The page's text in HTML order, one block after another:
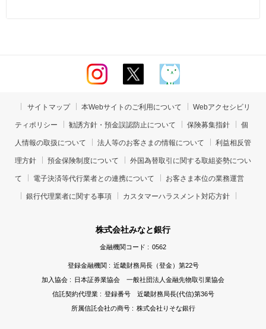
サイトマップ 本Webサイトのご利用について Webアクセシビリ
ティポリシー 勧誘方針・預金誤認防止について 保険募集指針 個
人情報の取扱について 法人等のお客さまの情報について 利益相反管
理方針 預金保険制度について 外国為替取引に関する取組姿勢につい
て 電子決済等代行業者との連携について お客さま本位の業務運営
銀行代理業者に関する事項 カスタマーハラスメント対応方針
株式会社みなと銀行
金融機関コード : 0562
登録金融機関 : 近畿財務局長（登金）第22号
加入協会 : 日本証券業協会 一般社団法人金融先物取引業協会
信託契約代理業 : 登録番号 近畿財務局長(代信)第36号
所属信託会社の商号 : 株式会社りそな銀行